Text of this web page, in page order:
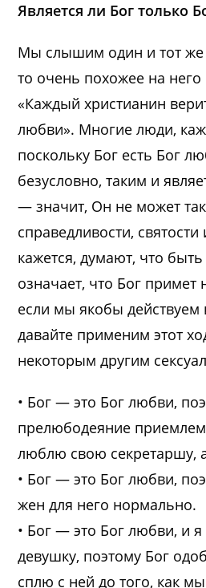
Является ли Бог только
Мы слышим один и тот же
то очень похожее на него
«Каждый христианин
любви». Многие люди,
поскольку Бог есть Бог
безусловно, таким и
— значит, Он не может
справедливости,
кажется, думают, что
означает, что Бог
если мы якобы
давайте применим этот
некоторым другим
• Бог — это Бог любви,
прелюбодеяние
люблю свою секретаршу,
• Бог — это Бог любви,
жен для него нормально.
• Бог — это Бог любви, и
девушку, поэтому Бог
сплю с ней до того, как